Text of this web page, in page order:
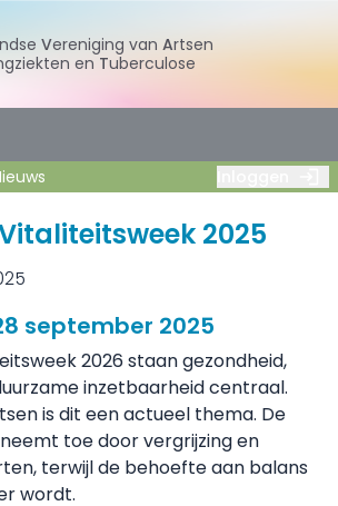
Vereniging van
Artsen
en Tuberculose
2025
september 2025
2026 staan gezondheid,
inzetbaarheid centraal.
is dit een actueel thema. De
toe door vergrijzing en
terwijl de behoefte aan balans
wordt.